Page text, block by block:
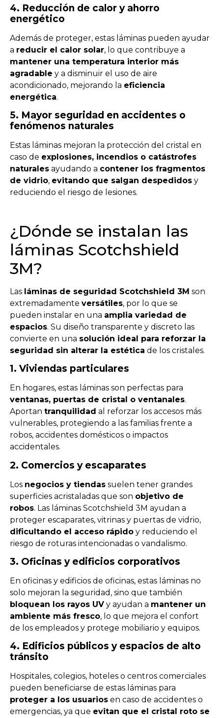
4. Reducción de calor y ahorro
energético
Además de proteger, estas láminas pueden ayudar
a reducir el calor solar, lo que contribuye a
mantener una temperatura interior más
agradable y a disminuir el uso de aire
acondicionado, mejorando la eficiencia
energética.
5. Mayor seguridad en accidentes o
fenómenos naturales
Estas láminas mejoran la protección del cristal en
caso de explosiones, incendios o catástrofes
naturales ayudando a contener los fragmentos
de vidrio, evitando que salgan despedidos y
reduciendo el riesgo de lesiones.
¿Dónde se instalan las
láminas Scotchshield
3M?
Las láminas de seguridad Scotchshield 3M son
extremadamente versátiles, por lo que se
pueden instalar en una amplia variedad de
espacios. Su diseño transparente y discreto las
convierte en una solución ideal para reforzar la
seguridad sin alterar la estética de los cristales.
1. Viviendas particulares
En hogares, estas láminas son perfectas para
ventanas, puertas de cristal o ventanales.
Aportan tranquilidad al reforzar los accesos más
vulnerables, protegiendo a las familias frente a
robos, accidentes domésticos o impactos
accidentales.
2. Comercios y escaparates
Los negocios y tiendas suelen tener grandes
superficies acristaladas que son objetivo de
robos. Las láminas Scotchshield 3M ayudan a
proteger escaparates, vitrinas y puertas de vidrio,
dificultando el acceso rápido y reduciendo el
riesgo de roturas intencionadas o vandalismo.
3. Oficinas y edificios corporativos
En oficinas y edificios de oficinas, estas láminas no
solo mejoran la seguridad, sino que también
bloquean los rayos UV y ayudan a mantener un
ambiente más fresco, lo que mejora el confort
de los empleados y protege mobiliario y equipos.
4. Edificios públicos y espacios de alto
tránsito
Hospitales, colegios, hoteles o centros comerciales
pueden beneficiarse de estas láminas para
proteger a los usuarios en caso de accidentes o
emergencias, ya que evitan que el cristal roto se